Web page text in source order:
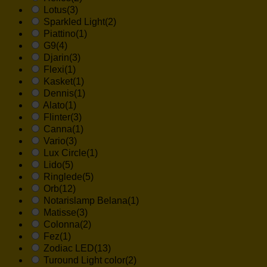
Lotus(3)
Sparkled Light(2)
Piattino(1)
G9(4)
Djarin(3)
Flexi(1)
Kasket(1)
Dennis(1)
Alato(1)
Flinter(3)
Canna(1)
Vario(3)
Lux Circle(1)
Lido(5)
Ringlede(5)
Orb(12)
Notarislamp Belana(1)
Matisse(3)
Colonna(2)
Fez(1)
Zodiac LED(13)
Turound Light color(2)